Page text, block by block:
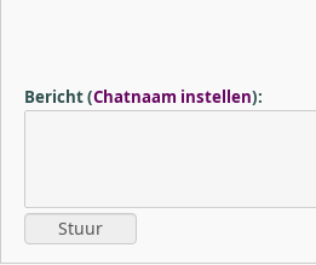
Bericht(Chatnaam instellen):